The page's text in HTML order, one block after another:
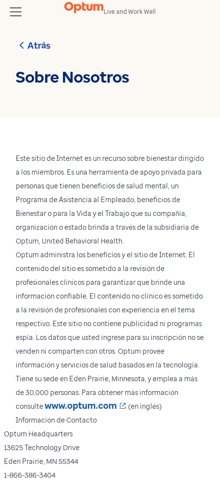
Skip to content
Live and Work Well
Atrás
Sobre Nosotros
Este sitio de Internet es un recurso sobre bienestar dirigido
a los miembros. Es una herramienta de apoyo privada para
personas que tienen beneficios de salud mental, un
Programa de Asistencia al Empleado, beneficios de
Bienestar o para la Vida y el Trabajo que su compañía,
organización o estado brinda a través de la subsidiaria de
Optum, United Behavioral Health.
Optum administra los beneficios y el sitio de Internet. El
contenido del sitio es sometido a la revisión de
profesionales clínicos para garantizar que brinde una
información confiable. El contenido no clínico es sometido
a la revisión de profesionales con experiencia en el tema
respectivo. Este sitio no contiene publicidad ni programas
espía. Los datos que usted ingrese para su inscripción no se
venden ni comparten con otros. Optum provee
información y servicios de salud basados en la tecnología.
Tiene su sede en Eden Prairie, Minnesota, y emplea a más
de 30,000 personas. Para obtener más información
consultewww.optum.com Se abre en una nueva
(en inglés)
Información de Contacto
Optum Headquarters
13625 Technology Drive
Eden Prairie, MN 55344
1-866-386-3404